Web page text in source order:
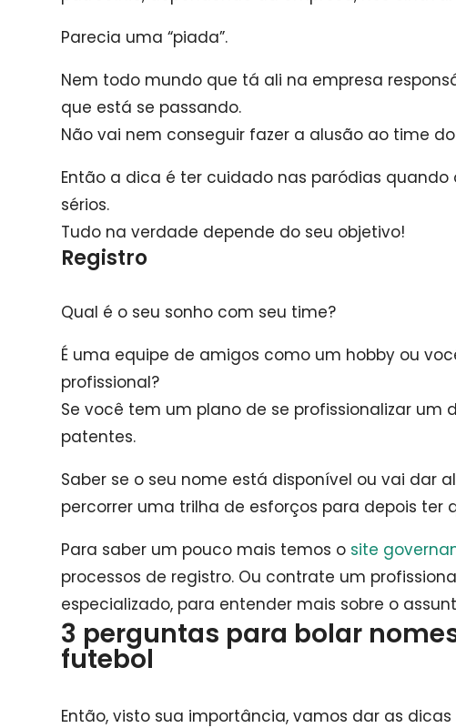
Parecia uma “piada”.
Nem todo mundo que tá ali na empresa
que está se passando.
Não vai nem conseguir fazer a alusão ao time
Então a dica é ter cuidado nas paródias
sérios.
Tudo na verdade depende do seu objetivo!
Registro
Qual é o seu sonho com seu time?
É uma equipe de amigos como um hobby ou
profissional?
Se você tem um plano de se profissionalizar
patentes.
Saber se o seu nome está disponível ou vai dar
percorrer uma trilha de esforços para depois ter
Para saber um pouco mais temos o site
processos de registro. Ou contrate um
especializado, para entender mais sobre o
3 perguntas para bolar
futebol
Então, visto sua importância, vamos dar as